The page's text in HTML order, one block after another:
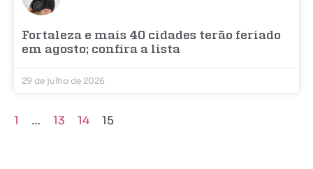
Fortaleza e mais 40 cidades terão feriado
em agosto; confira a lista
29 de julho de 2026
1 … 13 14 15